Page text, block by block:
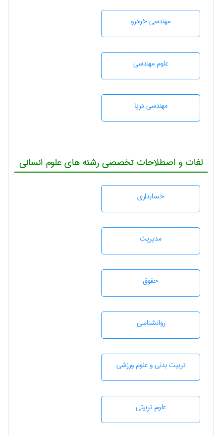
مهندسی خودرو
علوم مهندسی
مهندسی دریا
لغات و اصطلاحات تخصصی رشته های علوم انسانی
حسابداری
مديريت
حقوق
روانشناسی
تربيت بدنی و علوم ورزشی
علوم تربيتی